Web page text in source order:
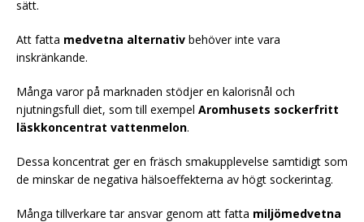
sätt.
Att fatta medvetna alternativ behöver inte vara
inskränkande.
Många varor på marknaden stödjer en kalorisnål och
njutningsfull diet, som till exempel Aromhusets sockerfritt
läskkoncentrat vattenmelon.
Dessa koncentrat ger en fräsch smakupplevelse samtidigt som
de minskar de negativa hälsoeffekterna av högt sockerintag.
Många tillverkare tar ansvar genom att fatta miljömedvetna